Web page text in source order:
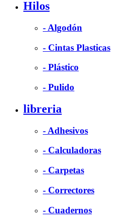
Hilos
- Algodón
- Cintas Plasticas
- Plástico
- Pulido
libreria
- Adhesivos
- Calculadoras
- Carpetas
- Correctores
- Cuadernos